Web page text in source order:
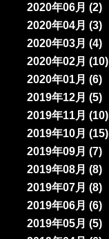
2020年06月 (2)
2020年04月 (3)
2020年03月 (4)
2020年02月 (10)
2020年01月 (6)
2019年12月 (5)
2019年11月 (10)
2019年10月 (15)
2019年09月 (7)
2019年08月 (8)
2019年07月 (8)
2019年06月 (6)
2019年05月 (5)